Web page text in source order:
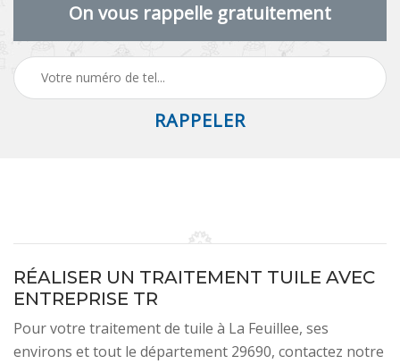
On vous rappelle gratuitement
RÉALISER UN TRAITEMENT TUILE AVEC
ENTREPRISE TR
Pour votre traitement de tuile à La Feuillee, ses
environs et tout le département 29690, contactez notre